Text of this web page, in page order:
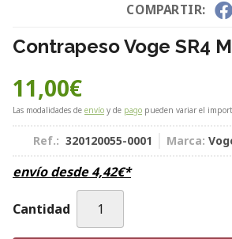
COMPARTIR:
Contrapeso Voge SR4
11,00€
Las modalidades de envío y de pago pueden variar el
Ref.: 320120055-0001 Marca:
envío desde4,42€*
Cantidad